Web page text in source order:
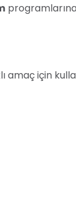
amaç için